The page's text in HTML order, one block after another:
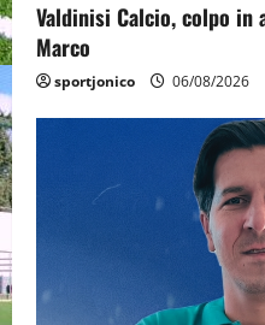
Valdinisi Calcio, colpo in
Marco
sportjonico 06/08/2026